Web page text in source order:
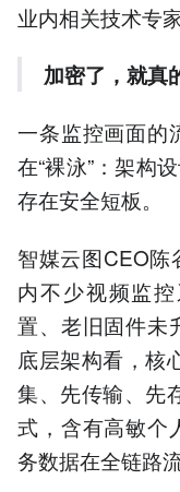
业内相关技术专家
加密了，就真
一条监控画面的
在“裸泳”：架构
存在安全短板。
智媒云图CEO陈
内不少视频监
置、老旧固件未
底层架构看，核
集、先传输、先
式，含有高敏个
务数据在全链路流